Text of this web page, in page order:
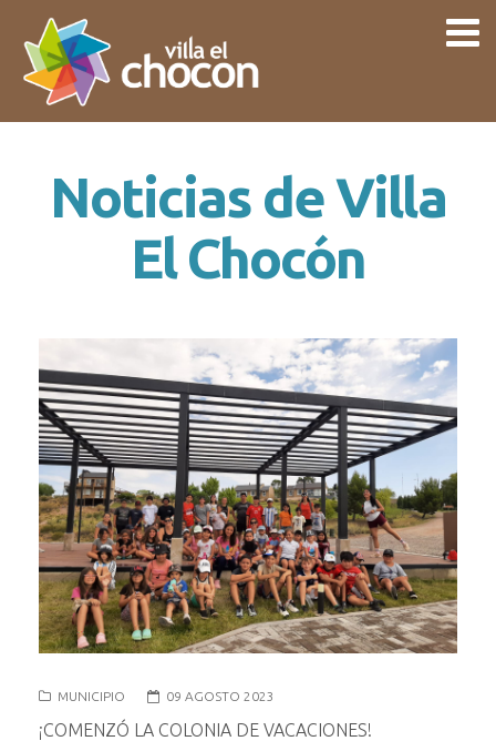
Noticias de Villa
El Chocón
MUNICIPIO 09 AGOSTO 2023
¡COMENZÓ LA COLONIA DE VACACIONES!